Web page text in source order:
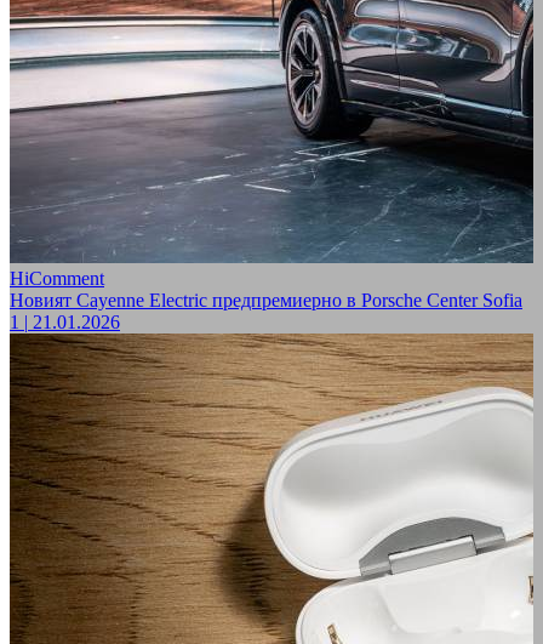
HiComment
Новият Cayenne Electric предпремиерно в Porsche Center Sofia
1 | 21.01.2026